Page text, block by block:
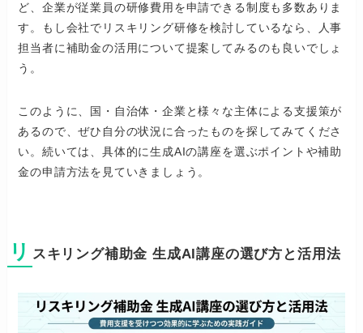
ど、企業が従業員の研修費用を申請できる制度も多数ありま
す。もし会社でリスキリング研修を検討しているなら、人事
担当者に補助金の活用について提案してみるのも良いでしょ
う。
このように、国・自治体・企業と様々な主体による支援策が
あるので、ぜひ自分の状況に合ったものを探してみてくださ
い。続いては、具体的に生成AIの講座を選ぶポイントや補助
金の申請方法を見ていきましょう。
リ スキリング補助金 生成AI講座の選び方と活用法